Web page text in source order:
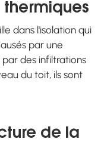
thermiques
dans l'isolation qui
par une
des infiltrations
du toit, ils sont
de la